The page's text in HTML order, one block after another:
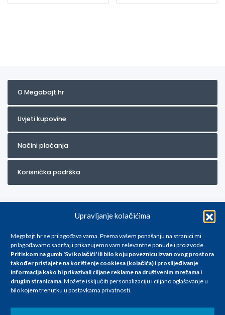
Upravljanje kolačićima
Megabajt.hr se prilagođava vama. Prema vašem ponašanju na stranici mi
prilagođavamo sadržaj i prikazujemo vam relevantne ponude i proizvode.
Pritiskom na gumb 'Svi kolačići' ili bilo koju poveznicu izvan ovog prostora
također pristajete na korištenje cookiesa (kolačića) i proslijeđivanje
informacija kako bi prikazivali ciljane reklame na društvenim mrežama i
drugim stranicama.Možete isključiti personalizaciju i ciljano oglašavanje u
bilo kojem trenutku u postavkama privatnosti.
O Megabajt.hr
Uvjeti kupovine
Načini plaćanja
Korisnička podrška
Za artikle kojih trenutno nema u ponudi obratite nam se na
info@megabajt.hr. Sve cijene su informativnog karaktera i podložne su
promjenama, a
iskazane su za avansno plaćanje(gotovina) u Eurima i uključuju PDV. Sve
se razlikovati od cijena u našim poslovnicama. Trudimo se dati što bolji